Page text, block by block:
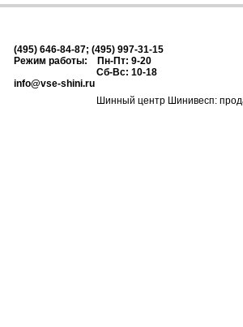
(495) 646-84-87; (495) 997-31-15
Режим работы: Пн-Пт: 9-20
Сб-Вс: 10-18
info@vse-shini.ru
Шинный центр Шинивесп: